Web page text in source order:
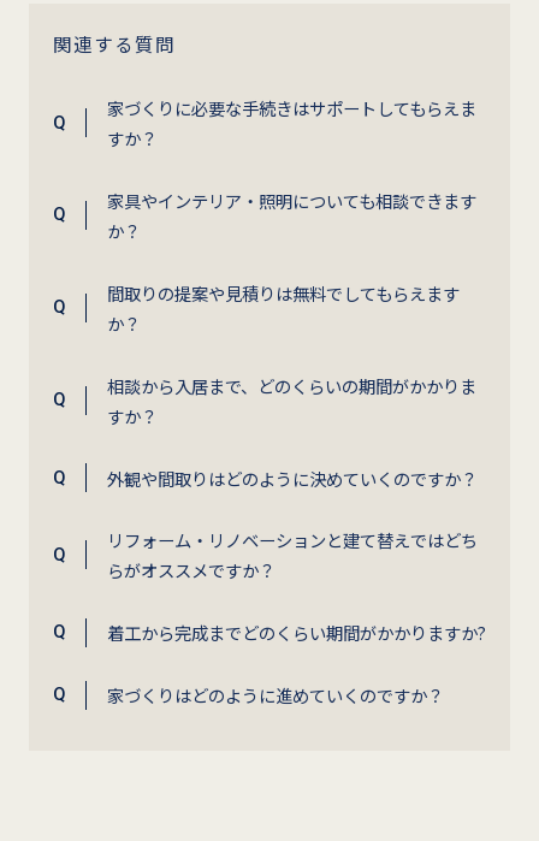
関連する質問
家づくりに必要な手続きはサポートしてもらえま
すか？
家具やインテリア・照明についても相談できます
か？
間取りの提案や見積りは無料でしてもらえます
か？
相談から入居まで、どのくらいの期間がかかりま
すか？
外観や間取りはどのように決めていくのですか？
リフォーム・リノベーションと建て替えではどち
らがオススメですか？
着工から完成までどのくらい期間がかかりますか?
家づくりはどのように進めていくのですか？